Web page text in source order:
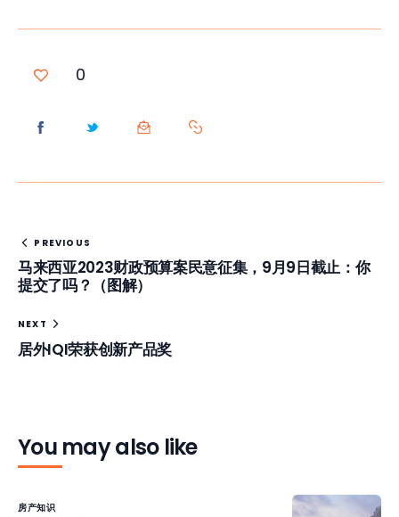
0
PREVIOUS
马来西亚2023财政预算案民意征集，9月9日截止：你
提交了吗？（图解）
NEXT
居外IQI荣获创新产品奖
You may also like
房产知识